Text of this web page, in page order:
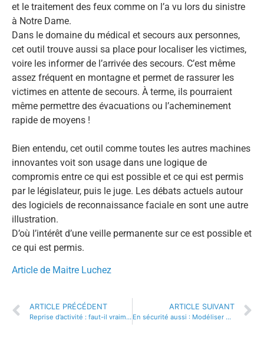
et le traitement des feux comme on l’a vu lors du sinistre
à Notre Dame.
Dans le domaine du médical et secours aux personnes,
cet outil trouve aussi sa place pour localiser les victimes,
voire les informer de l’arrivée des secours. C’est même
assez fréquent en montagne et permet de rassurer les
victimes en attente de secours. À terme, ils pourraient
même permettre des évacuations ou l’acheminement
rapide de moyens !
Bien entendu, cet outil comme toutes les autres machines
innovantes voit son usage dans une logique de
compromis entre ce qui est possible et ce qui est permis
par le législateur, puis le juge. Les débats actuels autour
des logiciels de reconnaissance faciale en sont une autre
illustration.
D’où l’intérêt d’une veille permanente sur ce est possible et
ce qui est permis.
Article de Maitre Luchez
ARTICLE PRÉCÉDENT
Reprise d’activité : faut-il vraiment raisonner par secteur d’activité ?
ARTICLE SUIVANT
En sécurité aussi : Modéliser et simuler des situations, une tendance profonde de la formation et de l’entraînement.